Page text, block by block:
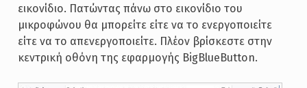
εικονίδιο. Πατώντας πάνω στο εικονίδιο του
μικροφώνου θα μπορείτε είτε να το ενεργοποιείτε
είτε να το απενεργοποιείτε. Πλέον βρίσκεστε στην
κεντρική οθόνη της εφαρμογής BigBlueButton.